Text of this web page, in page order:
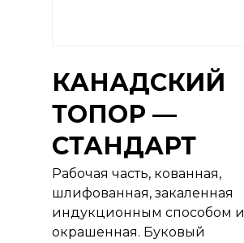
КАНАДСКИЙ
ТОПОР —
СТАНДАРТ
Рабочая часть, кованная,
шлифованная, закаленная
индукционным способом и
окрашенная. Буковый